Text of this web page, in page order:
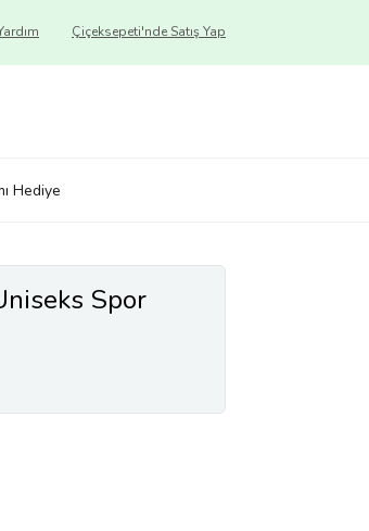
Çiçeksepeti'nde Satış Yap
Hediye
Spor